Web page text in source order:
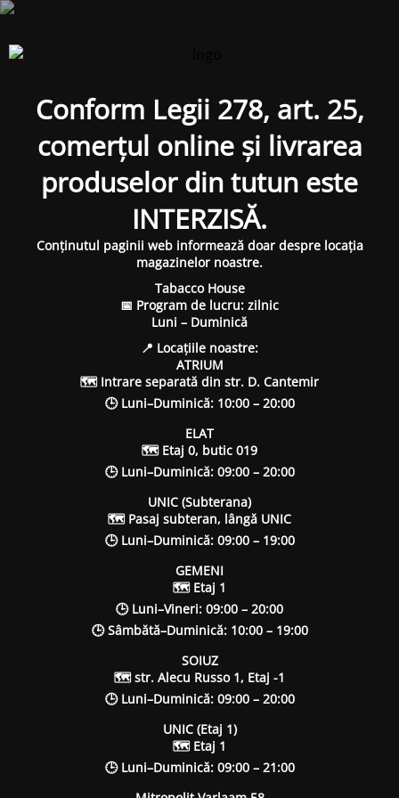
Conform Legii 278, art. 25,
comerțul online și livrarea
produselor din tutun este
INTERZISĂ.
Conținutul paginii web informează doar despre locația
magazinelor noastre.
Tabacco House
📅 Program de lucru: zilnic
Luni – Duminică
📍 Locațiile noastre:
ATRIUM
🗺 Intrare separată din str. D. Cantemir
🕒 Luni–Duminică: 10:00 – 20:00
ELAT
🗺 Etaj 0, butic 019
🕒 Luni–Duminică: 09:00 – 20:00
UNIC (Subterana)
🗺 Pasaj subteran, lângă UNIC
🕒 Luni–Duminică: 09:00 – 19:00
GEMENI
🗺 Etaj 1
🕒 Luni–Vineri: 09:00 – 20:00
🕒 Sâmbătă–Duminică: 10:00 – 19:00
SOIUZ
🗺 str. Alecu Russo 1, Etaj -1
🕒 Luni–Duminică: 09:00 – 20:00
UNIC (Etaj 1)
🗺 Etaj 1
🕒 Luni–Duminică: 09:00 – 21:00